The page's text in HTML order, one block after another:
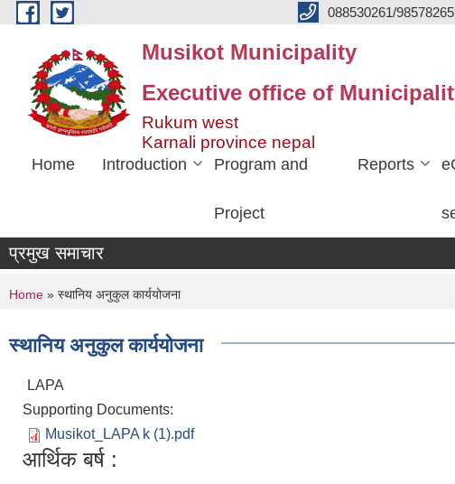
Skip to main content 088530261/
Musikot Municipality
Executive office of
Rukum west
Karnali province nepal
Home Introduction Program and
Project
Reports
प्रमुख समाचार
You are here
Home » स्थानिय अनुकुल कार्ययोजना
स्थानिय अनुकुल कार्ययोजना
LAPA
Supporting Documents:
Musikot_LAPA k (1).pdf
आर्थिक बर्ष :